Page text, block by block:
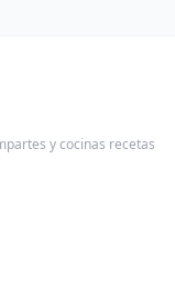
y cocinas recetas